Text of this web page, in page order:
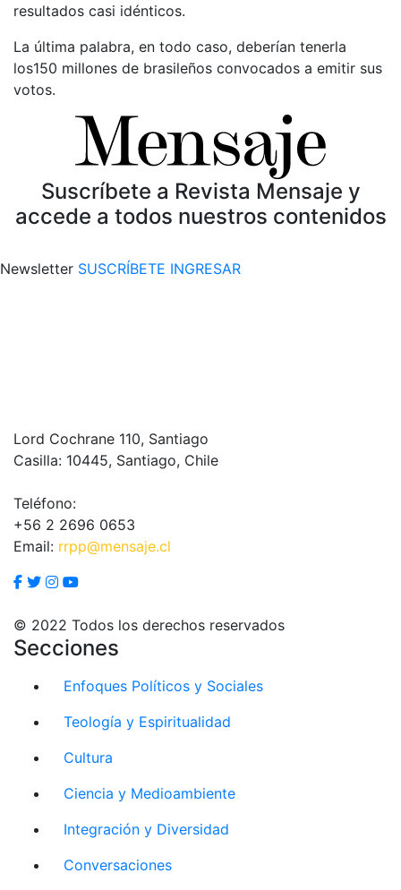
resultados casi idénticos.
La última palabra, en todo caso, deberían tenerla
los150 millones de brasileños convocados a emitir sus
votos.
Suscríbete a Revista Mensaje y
accede a todos nuestros contenidos
Newsletter SUSCRÍBETE INGRESAR
Lord Cochrane 110, Santiago
Casilla: 10445, Santiago, Chile
Teléfono:
+56 2 2696 0653
Email: rrpp@mensaje.cl
© 2022 Todos los derechos reservados
Secciones
Enfoques Políticos y Sociales
Teología y Espiritualidad
Cultura
Ciencia y Medioambiente
Integración y Diversidad
Conversaciones